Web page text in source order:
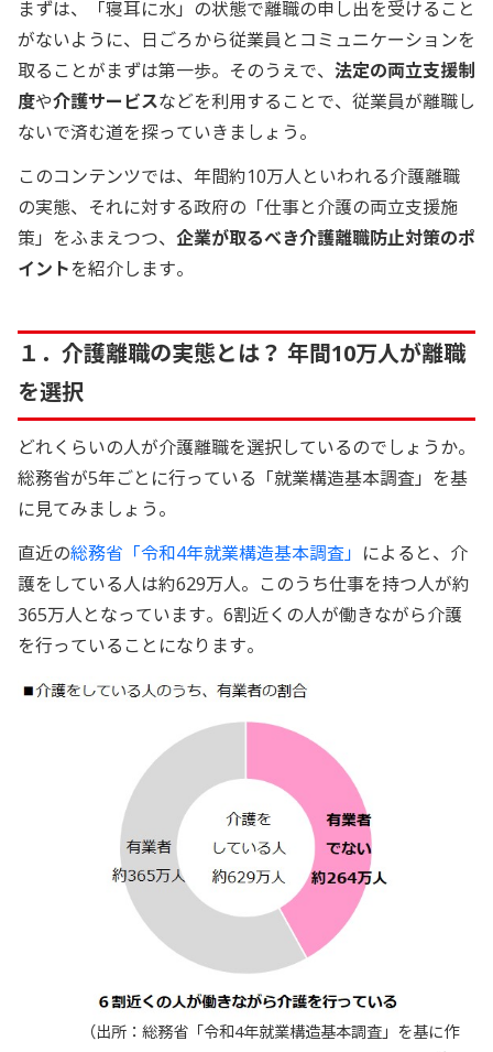
まずは、「寝耳に水」の状態で離職の申し出を受けること
がないように、日ごろから従業員とコミュニケーションを
取ることがまずは第一歩。そのうえで、 法定の両立支援制
度や介護サービスなどを利用することで、従業員が離職し
ないで済む道を探っていきましょう。
このコンテンツでは、年間約10万人といわれる介護離職
の実態、それに対する政府の「仕事と介護の両立支援施
策」をふまえつつ、 企業が取るべき介護離職防止対策のポ
イント を紹介します。
１．介護離職の実態とは？ 年間10万人が離職
を選択
どれくらいの人が介護離職を選択しているのでしょうか。
総務省が5年ごとに行っている「就業構造基本調査」を基
に見てみましょう。
直近の総務省「令和4年就業構造基本調査」
によると、介
護をしている人は約629万人。このうち仕事を持つ人が約
365万人となっています。6割近くの人が働きながら介護
を行っていることになります。
（出所：総務省「令和4年就業構造基本調査」を基に作